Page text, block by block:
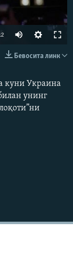
480p
720p
Бевосита линк
куни Украина
унинг